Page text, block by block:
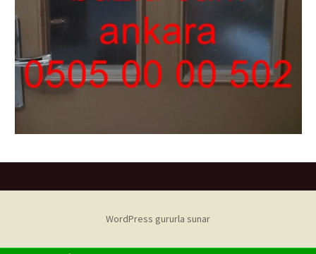
WordPress gururla sunar